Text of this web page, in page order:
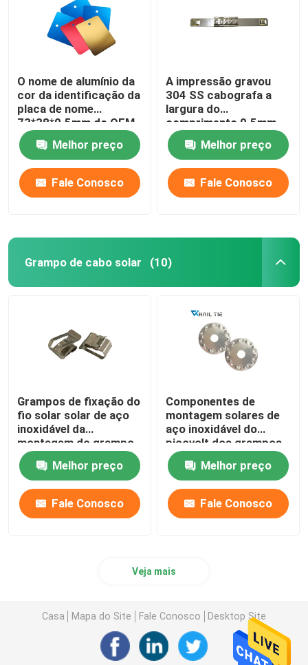
O nome de alumínio da
cor da identificação da
placa de nome
73*38*0.5mm do OEM
etiqueta para o
equipamentoMelhor preço
Fale Conosco
A impressão gravou
304 SS cabografa a
largura do
comprimento 9.5mm
da placa 89mm da
etiquetaMelhor preço
Fale Conosco
Grampo de cabo solar (10)
Grampos de fixação do
fio solar solar de aço
inoxidável da
montagem do grampo
de cabo SS304
Melhor preço
Fale Conosco
Componentes de
montagem solares de
aço inoxidável do
picovolt dos grampos
da terra do painel
SUS304 solarMelhor preço
Fale Conosco
Veja mais
Casa Mapa do Site Fale Conosco Desktop Site